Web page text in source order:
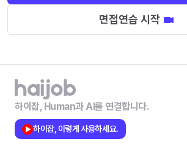
면접연습 시작
하이잡, Human과 AI를 연결합니다.
하이잡, 이렇게 사용하세요.